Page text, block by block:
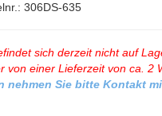
306DS-635
sich derzeit nicht auf
von einer Lieferzeit von ca. 2
nehmen Sie bitte Kontakt